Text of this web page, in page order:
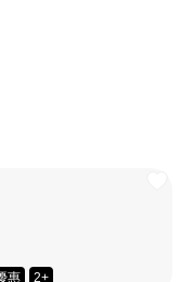
惠 2+